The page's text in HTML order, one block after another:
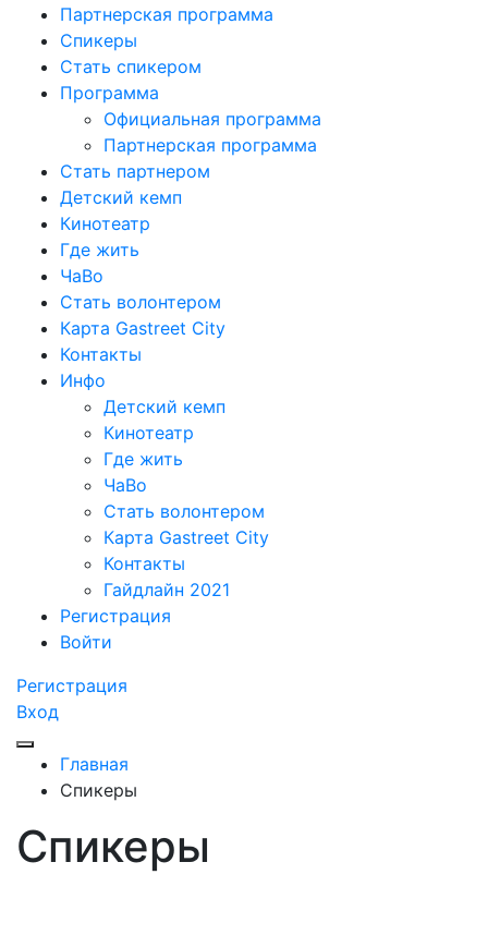
Партнерская программа
Спикеры
Стать спикером
Программа
Официальная программа
Партнерская программа
Стать партнером
Детский кемп
Кинотеатр
Где жить
ЧаВо
Стать волонтером
Карта Gastreet City
Контакты
Инфо
Детский кемп
Кинотеатр
Где жить
ЧаВо
Стать волонтером
Карта Gastreet City
Контакты
Гайдлайн 2021
Регистрация
Войти
Регистрация
Вход
Главная
Спикеры
Спикеры